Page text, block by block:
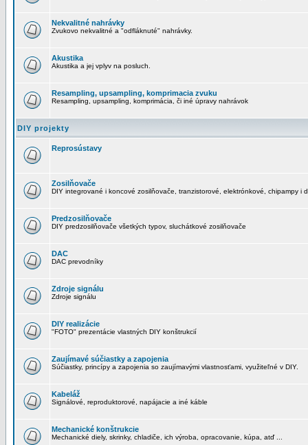
Nekvalitné nahrávky
Zvukovo nekvalitné a "odfláknuté" nahrávky.
Akustika
Akustika a jej vplyv na posluch.
Resampling, upsampling, komprimacia zvuku
Resampling, upsampling, komprimácia, či iné úpravy nahrávok
DIY projekty
Reprosústavy
Zosilňovače
DIY integrované i koncové zosilňovače, tranzistorové, elektrónkové, chipampy i
Predzosilňovače
DIY predzosilňovače všetkých typov, sluchátkové zosilňovače
DAC
DAC prevodníky
Zdroje signálu
Zdroje signálu
DIY realizácie
"FOTO" prezentácie vlastných DIY konštrukcií
Zaujímavé súčiastky a zapojenia
Súčiastky, princípy a zapojenia so zaujímavými vlastnosťami, využiteľné v DIY.
Kabeláž
Signálové, reproduktorové, napájacie a iné káble
Mechanické konštrukcie
Mechanické diely, skrinky, chladiče, ich výroba, opracovanie, kúpa, atď ...